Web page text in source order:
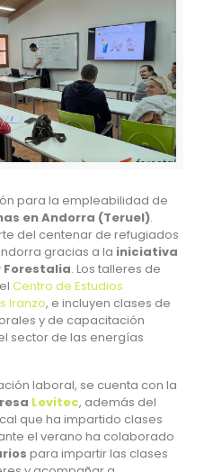
para la empleabilidad de
en Andorra (Teruel).
del centenar de refugiados
gracias a la iniciativa
. Los talleres de
Centro de Estudios
Iranzo, e incluyen clases de
y de capacitación
sector de las energías
laboral, se cuenta con la
Levitec, además del
que ha impartido clases
el verano ha colaborado
para impartir las clases